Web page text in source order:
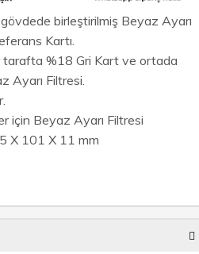
birleştirilmiş Beyaz Ayarı
Kartı.
tarafta %18 Gri Kart ve ortada
Ayarı Filtresi.
için Beyaz Ayarı Filtresi
X 101 X 11 mm